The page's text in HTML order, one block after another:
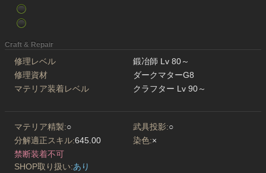
Craft & Repair
修理レベル
鍛冶師 Lv 80～
修理資材
ダークマターG8
マテリア装着レベル
クラフター Lv 90～
マテリア精製:○ 武具投影:○
分解適正スキル:645.00 染色:×
禁断装着不可
SHOP取り扱い:あり